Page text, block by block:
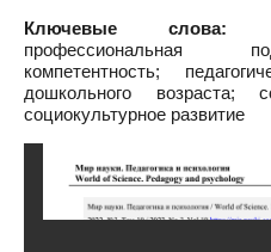
Ключевые слова:
профессиональная
компетентность;
дошкольного возраста;
социокультурное развитие